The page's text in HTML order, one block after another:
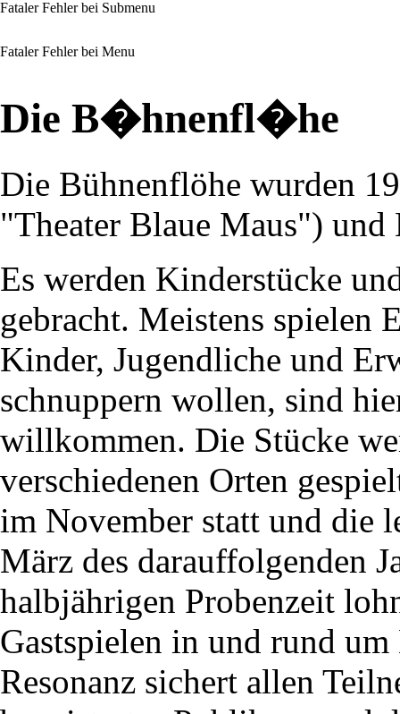
Fataler Fehler bei Submenu
Fataler Fehler bei Menu
Die B�hnenfl�he
Die Bühnenflöhe wurden
"Theater Blaue Maus")
Es werden Kinderstücke
gebracht. Meistens spielen
Kinder, Jugendliche und
schnuppern wollen, sind
willkommen. Die Stücke
verschiedenen Orten
im November statt und die
März des darauffolgenden
halbjährigen Probenzeit
Gastspielen in und rund
Resonanz sichert allen